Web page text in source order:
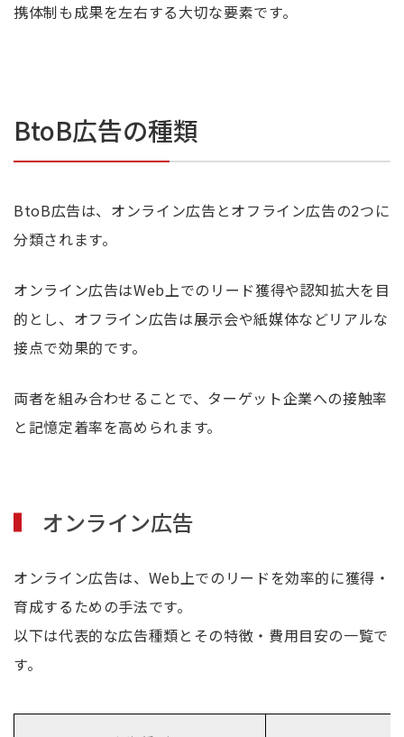
携体制も成果を左右する大切な要素です。
BtoB広告の種類
BtoB広告は、オンライン広告とオフライン広告の2つに
分類されます。
オンライン広告はWeb上でのリード獲得や認知拡大を目
的とし、オフライン広告は展示会や紙媒体などリアルな
接点で効果的です。
両者を組み合わせることで、ターゲット企業への接触率
と記憶定着率を高められます。
オンライン広告
オンライン広告は、Web上でのリードを効率的に獲得・
育成するための手法です。
以下は代表的な広告種類とその特徴・費用目安の一覧で
す。